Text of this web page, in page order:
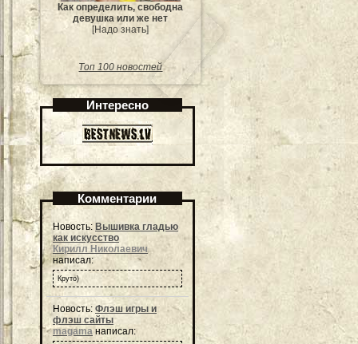
Как определить, свободна
девушка или же нет
[Надо знать]
Топ 100 новостей
Интересно
Комментарии
Новость: Вышивка гладью
как искусство
Кирилл Николаевич
написал:
Круто)
Новость: Флэш игры и
флэш сайты
magama написал: